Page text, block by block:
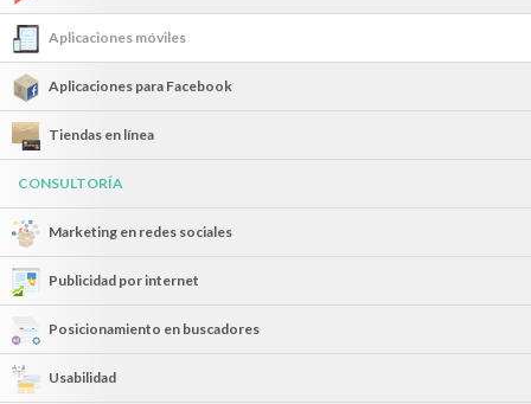
Aplicaciones móviles
Aplicaciones para Facebook
Tiendas en línea
CONSULTORÍA
Marketing en redes sociales
Publicidad por internet
Posicionamiento en buscadores
Usabilidad